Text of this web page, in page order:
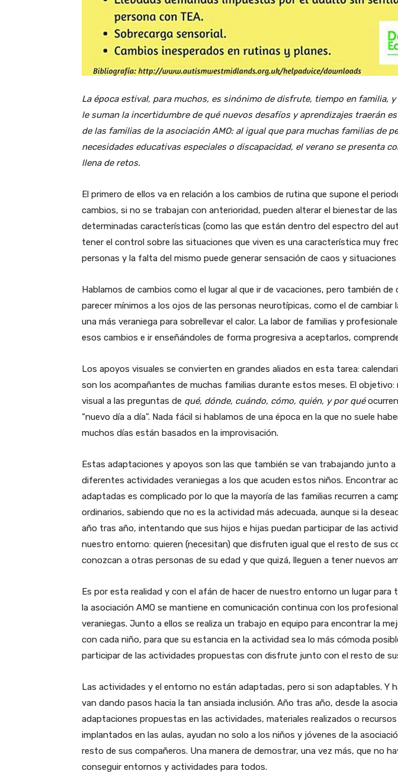
La época estival, para muchos, es sinónimo de disfrute, tiempo en familia,
le suman la incertidumbre de qué nuevos desafíos y aprendizajes traerán
de las familias de la asociación AMO: al igual que para muchas familias de
necesidades educativas especiales o discapacidad, el verano se presenta
llena de retos.
El primero de ellos va en relación a los cambios de rutina que supone el
cambios, si no se trabajan con anterioridad, pueden alterar el bienestar de
determinadas características (como las que están dentro del espectro del
tener el control sobre las situaciones que viven es una característica muy
personas y la falta del mismo puede generar sensación de caos y situaciones
Hablamos de cambios como el lugar al que ir de vacaciones, pero también
parecer mínimos a los ojos de las personas neurotípicas, como el de cambiar
una más veraniega para sobrellevar el calor. La labor de familias y
esos cambios e ir enseñándoles de forma progresiva a aceptarlos,
Los apoyos visuales se convierten en grandes aliados en esta tarea:
son los acompañantes de muchas familias durante estos meses. El
visual a las preguntas de qué, dónde, cuándo, cómo, quién, y por qué
“nuevo día a día”. Nada fácil si hablamos de una época en la que no suele
muchos días están basados en la improvisación.
Estas adaptaciones y apoyos son las que también se van trabajando junto
diferentes actividades veraniegas a los que acuden estos niños. Encontrar
adaptadas es complicado por lo que la mayoría de las familias recurren a
ordinarios, sabiendo que no es la actividad más adecuada, aunque si la
año tras año, intentando que sus hijos e hijas puedan participar de las
nuestro entorno: quieren (necesitan) que disfruten igual que el resto de sus
conozcan a otras personas de su edad y que quizá, lleguen a tener nuevos
Es por esta realidad y con el afán de hacer de nuestro entorno un lugar para
la asociación AMO se mantiene en comunicación continua con los
veraniegas. Junto a ellos se realiza un trabajo en equipo para encontrar la
con cada niño, para que su estancia en la actividad sea lo más cómoda
participar de las actividades propuestas con disfrute junto con el resto de
Las actividades y el entorno no están adaptadas, pero si son adaptables. Y
van dando pasos hacia la tan ansiada inclusión. Año tras año, desde la
adaptaciones propuestas en las actividades, materiales realizados o
implantados en las aulas, ayudan no solo a los niños y jóvenes de la
resto de sus compañeros. Una manera de demostrar, una vez más, que no
conseguir entornos y actividades para todos.